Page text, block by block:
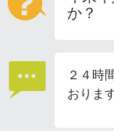
か？
２４時
おりま